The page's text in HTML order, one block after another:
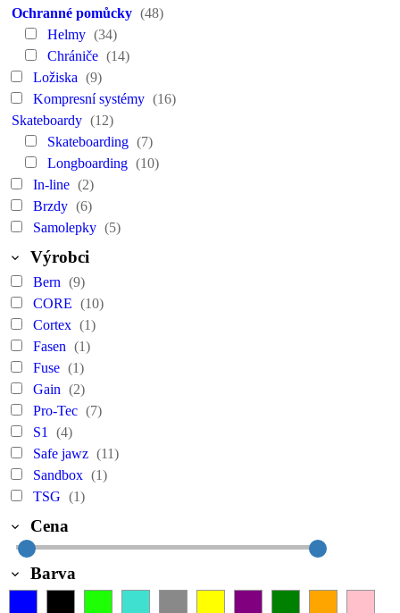
Ochranné pomůcky (48)
Helmy (34)
Chrániče (14)
Ložiska (9)
Kompresní systémy (16)
Skateboardy (12)
Skateboarding (7)
Longboarding (10)
In-line (2)
Brzdy (6)
Samolepky (5)
Výrobci
Bern (9)
CORE (10)
Cortex (1)
Fasen (1)
Fuse (1)
Gain (2)
Pro-Tec (7)
S1
(4)
Safe jawz (11)
Sandbox (1)
TSG (1)
Cena
Barva